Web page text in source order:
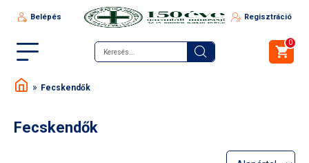
Belépés Regisztráció
0
Fecskendők
Fecskendők